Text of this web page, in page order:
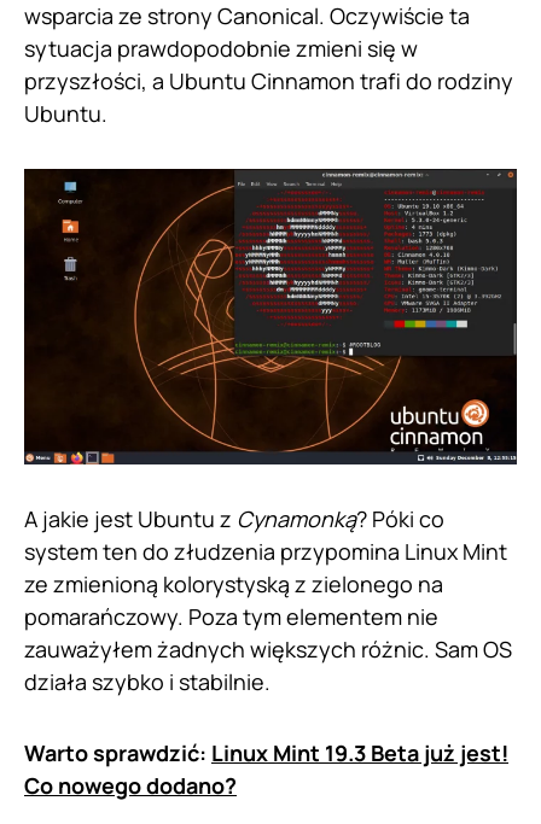
wsparcia ze strony Canonical. Oczywiście ta
sytuacja prawdopodobnie zmieni się w
przyszłości, a Ubuntu Cinnamon trafi do rodziny
Ubuntu.
A jakie jest Ubuntu z Cynamonką? Póki co
system ten do złudzenia przypomina Linux Mint
ze zmienioną kolorystyską z zielonego na
pomarańczowy. Poza tym elementem nie
zauważyłem żadnych większych różnic. Sam OS
działa szybko i stabilnie.
Warto sprawdzić: Linux Mint 19.3 Beta już jest!
Co nowego dodano?